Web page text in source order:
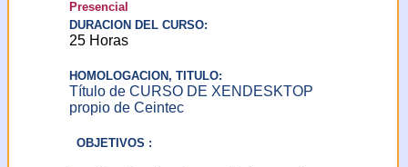
Presencial
DURACION DEL CURSO:
25 Horas
HOMOLOGACION, TITULO:
Título de CURSO DE XENDESKTOP
propio de Ceintec
OBJETIVOS :
comunicandolo por email
a:
ceintec@ceintec.com
para la Introducción de
Nuevas Tecnologías C/
Ercilla 42-44 (Galerías
Bilbo (Vizcaya-Bizkaia)